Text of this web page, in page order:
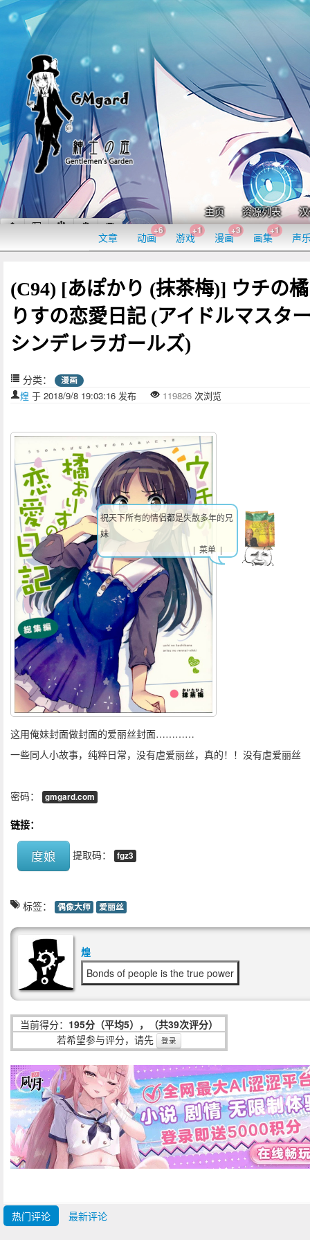
主页 资源列表
文章 动画
+6
游戏
+1
漫画
+3
画集
+1
声
(C94) [あぽかり (抹茶梅)] ウチの
りすの恋愛日記 (アイドルマスタ
シンデレラガールズ)
分类： 漫画
煌 于 2018/9/8 19:03:16 发布 119826 次浏览
这用俺妹封面做封面的爱丽丝封面…………
一些同人小故事，纯粹日常，没有虐爱丽丝，真的！！没有虐爱丽丝
密码： gmgard.com
链接：
度娘 提取码： fgz3
标签： 偶像大师 爱丽丝
煌
Bonds of people is the true power
当前得分： 195分（平均5），（共39次评分）
若希望参与评分，请先
登录
热门评论 最新评论
祝天下所有的情侣都是失散多年的兄
妹
| 菜单 |